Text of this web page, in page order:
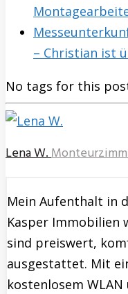
– Christian ist
No tags for this
Lena W.
Mein Aufenthalt in
Kasper Immobilien
sind preiswert,
ausgestattet. Mit
kostenlosem